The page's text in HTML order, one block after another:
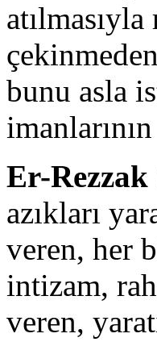
bunu asla
Er-Rezzak
azıkları
veren, her
intizam,
veren,